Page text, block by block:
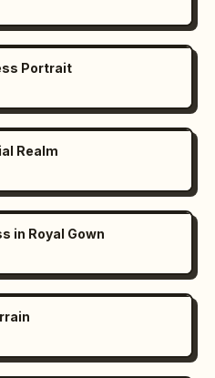
Portrait
Realm
in Royal Gown